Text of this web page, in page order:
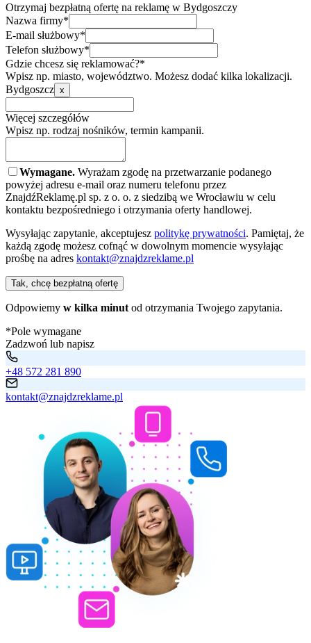
Otrzymaj bezpłatną ofertę na reklamę w Bydgoszczy
Nazwa firmy*
E-mail służbowy*
Telefon służbowy*
Gdzie chcesz się reklamować?*
Wpisz np. miasto, województwo. Możesz dodać kilka lokalizacji.
Bydgoszcz x
Więcej szczegółów
Wpisz np. rodzaj nośników, termin kampanii.
Wymagane. Wyrażam zgodę na przetwarzanie podanego
powyżej adresu e-mail oraz numeru telefonu przez
ZnajdźReklamę.pl sp. z o. o. z siedzibą we Wrocławiu w celu
kontaktu bezpośredniego i otrzymania oferty handlowej.
Wysyłając zapytanie, akceptujesz politykę prywatności. Pamiętaj, że
każdą zgodę możesz cofnąć w dowolnym momencie wysyłając
prośbę na adres kontakt@znajdzreklame.pl
Tak, chcę bezpłatną ofertę
Odpowiemy w kilka minut od otrzymania Twojego zapytania.
*Pole wymagane
Zadzwoń lub napisz
+48 572 281 890
kontakt@znajdzreklame.pl